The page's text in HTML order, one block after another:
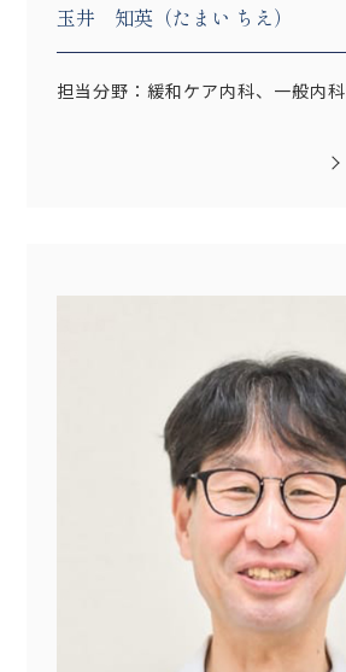
玉井 知英（たまい ちえ）
担当分野：緩和ケア内科、一般内科